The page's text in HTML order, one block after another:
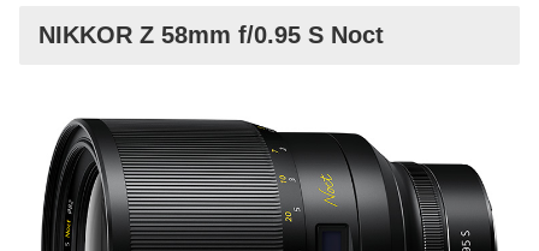
NIKKOR Z 58mm f/0.95 S Noct